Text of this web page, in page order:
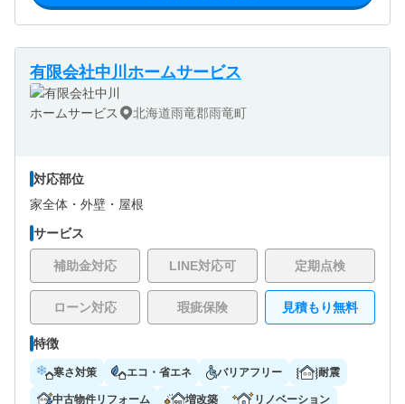
有限会社中川ホームサービス
北海道雨竜郡雨竜町
対応部位
家全体・ 外壁・ 屋根
サービス
補助金対応 LINE対応可 定期点検
ローン対応 瑕疵保険 見積もり無料
特徴
寒さ対策 エコ・省エネ バリアフリー 耐震
中古物件リフォーム 増改築 リノベーション